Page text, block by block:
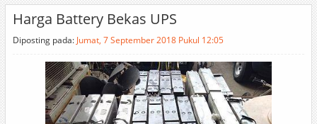
Harga Battery Bekas UPS
Diposting pada: Jumat, 7 September 2018 Pukul 12:05